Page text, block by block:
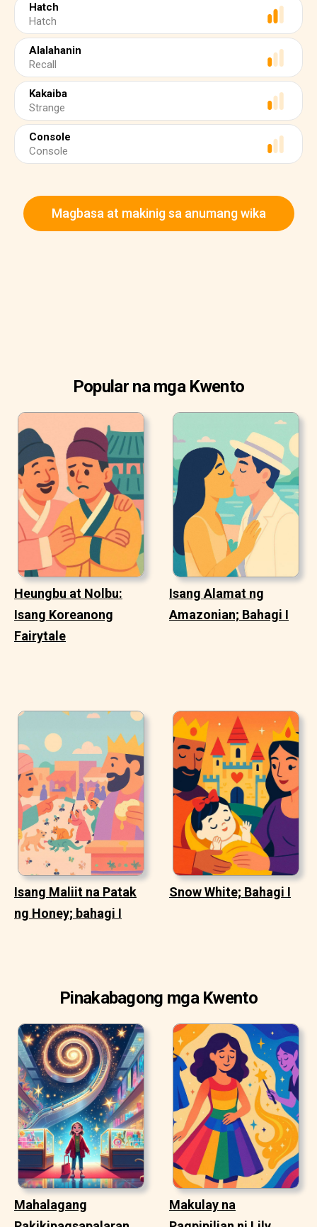
Hatch
Hatch
Alalahanin
Recall
Kakaiba
Strange
Console
Console
Magbasa at makinig sa anumang wika
Popular na mga Kwento
Heungbu at Nolbu:
Isang Koreanong
Fairytale
Isang Alamat ng
Amazonian; Bahagi I
Isang Maliit na Patak
ng Honey; bahagi I
Snow White; Bahagi I
Pinakabagong mga Kwento
Mahalagang
Makulay na